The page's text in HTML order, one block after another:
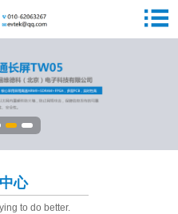
心
to do better.